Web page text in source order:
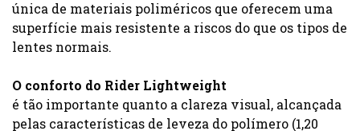
única de materiais poliméricos que oferecem uma
superfície mais resistente a riscos do que os tipos de
lentes normais.
O conforto do Rider Lightweight
é tão importante quanto a clareza visual, alcançada
pelas características de leveza do polímero (1,20